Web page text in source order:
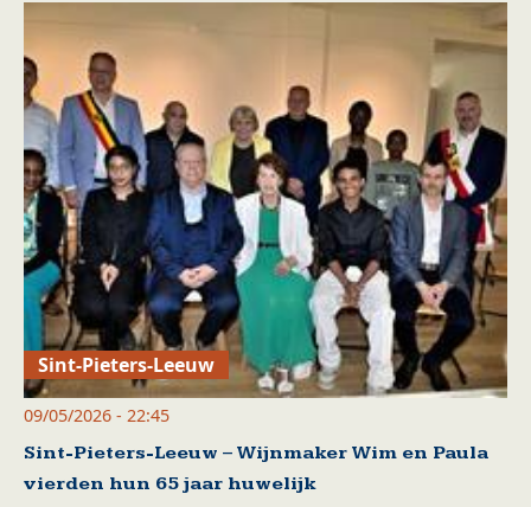
Sint-Pieters-Leeuw
09/05/2026 - 22:45
Sint-Pieters-Leeuw – Wijnmaker Wim en Paula
vierden hun 65 jaar huwelijk